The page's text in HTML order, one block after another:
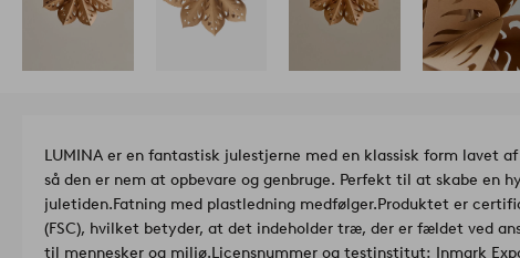
LUMINA er en fantastisk julestjerne med en klassisk form lavet
så den er nem at opbevare og genbruge. Perfekt til at skabe en
juletiden.Fatning med plastledning medfølger.Produktet er
(FSC), hvilket betyder, at det indeholder træ, der er fældet ved
til mennesker og miljø.Licensnummer og testinstitut: Inmark